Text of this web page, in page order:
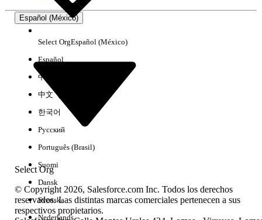
No hay resultados
Español (México)
Select Org
Select OrgEspañol (México)
Español
中文（简体）
中文（繁體）
한국어
Русский
Português (Brasil)
Suomi
Dansk
Svenska
Nederlands
© Copyright 2026, Salesforce.com Inc. Todos los derechos
reservados. Las distintas marcas comerciales pertenecen a sus
respectivos propietarios.